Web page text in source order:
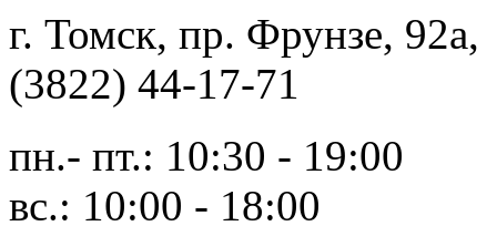
г. Томск, пр. Фрунзе,
(3822) 44-17-71
пн.- пт.: 10:30 - 19:00
вс.: 10:00 - 18:00